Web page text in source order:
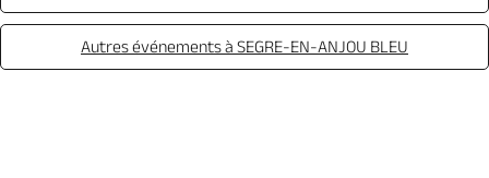
Autres événements à SEGRE-EN-ANJOU BLEU